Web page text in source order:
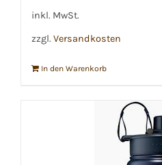
inkl. MwSt.
zzgl. Versandkosten
In den Warenkorb